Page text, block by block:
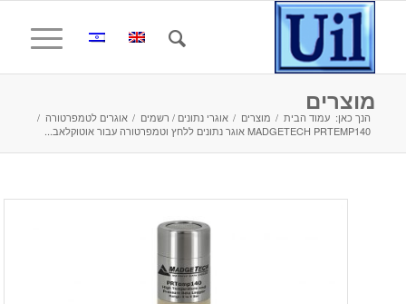
מוצרים
הנך כאן: עמוד הבית / מוצרים / אוגרי נתונים / רשמים / אוגרים לטמפרטורה /
MADGETECH PRTEMP140 אוגר נתונים ללחץ וטמפרטורה עבור אוטוקלאב...